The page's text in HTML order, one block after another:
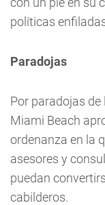
políticas
Paradojas
Por paradojas
Miami Beach
ordenanza en la
asesores y
puedan
cabilderos.